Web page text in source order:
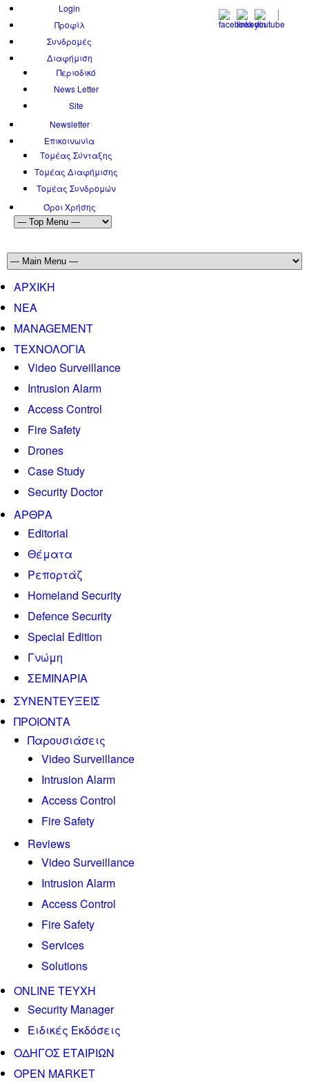
Login
Προφίλ
Συνδρομές
Διαφήμιση
Περιοδικό
News Letter
Site
Newsletter
Επικοινωνία
Τομέας Σύνταξης
Τομέας Διαφήμισης
Τομέας Συνδρομών
Όροι Χρήσης
ΑΡΧΙΚΗ
ΝΕΑ
MANAGEMENT
ΤΕΧΝΟΛΟΓΙΑ
Video Surveillance
Intrusion Alarm
Access Control
Fire Safety
Drones
Case Study
Security Doctor
ΑΡΘΡΑ
Editorial
Θέματα
Ρεπορτάζ
Homeland Security
Defence Security
Special Edition
Γνώμη
ΣΕΜΙΝΑΡΙΑ
ΣΥΝΕΝΤΕΥΞΕΙΣ
ΠΡΟΙΟΝΤΑ
Παρουσιάσεις
Video Surveillance
Intrusion Alarm
Access Control
Fire Safety
Reviews
Video Surveillance
Intrusion Alarm
Access Control
Fire Safety
Services
Solutions
ONLINE TEYXH
Security Manager
Ειδικές Εκδόσεις
ΟΔΗΓΟΣ ΕΤΑΙΡΙΩΝ
OPEN MARKET